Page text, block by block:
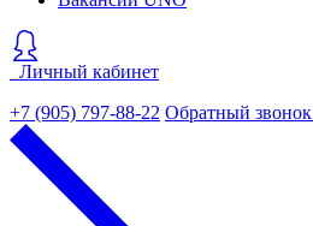
Личный кабинет
+7 (905) 797-88-22 Обратный звонок